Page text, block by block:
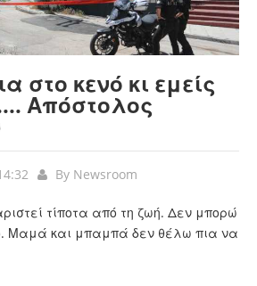
στο κενό κι εμείς
Απόστολος
By Newsroom
τίποτα από τη ζωή. Δεν μπορώ
Μαμά και μπαμπά δεν θέλω πια να